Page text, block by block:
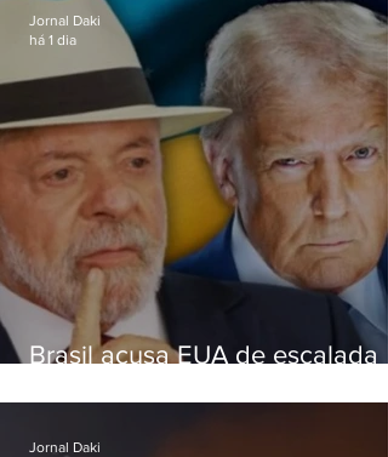
Brasil acusa EUA de escalada
embaixadora
Jornal Daki
há 1 dia
Jornal Daki